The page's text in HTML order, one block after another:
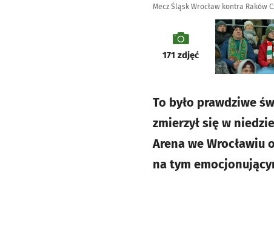
Mecz Śląsk Wrocław kontra Raków
galeria
171 zdjęć
To było prawdziwe
zmierzył się w
Arena we Wrocławiu
na tym